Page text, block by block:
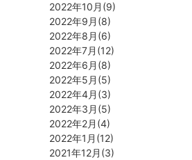
2022年10月(9)
2022年9月(8)
2022年8月(6)
2022年7月(12)
2022年6月(8)
2022年5月(5)
2022年4月(3)
2022年3月(5)
2022年2月(4)
2022年1月(12)
2021年12月(3)